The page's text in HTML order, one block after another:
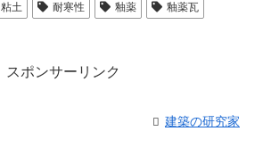
粘土 耐寒性 釉薬
釉薬瓦
スポンサーリンク
建築の研究家